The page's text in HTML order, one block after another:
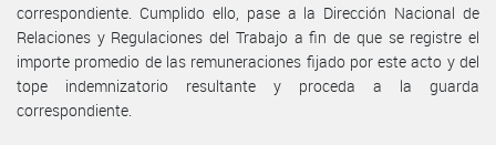
correspondiente. Cumplido ello, pase a la Dirección Nacional de
Relaciones y Regulaciones del Trabajo a fin de que se registre el
importe promedio de las remuneraciones fijado por este acto y del
tope indemnizatorio resultante y proceda a la guarda
correspondiente.